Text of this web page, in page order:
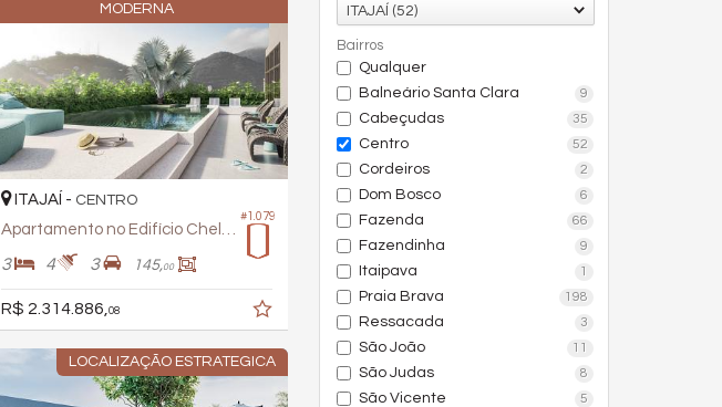
ITAJAÍ (52)
Bairros
Qualquer
Balneário Santa Clara
9
Cabeçudas 35
Centro 52
Cordeiros 2
Dom Bosco 6
Fazenda 66
Fazendinha 9
Itaipava 1
Praia Brava 198
Ressacada 3
São João 11
São Judas 8
São Vicente 5
MODERNA
#1.079
ITAJAÍ - CENTRO
Apartamento no Edifício Chelsea 922
3 4 3 145,00
R$ 2.314.886,08
LOCALIZAÇÃO ESTRATEGICA